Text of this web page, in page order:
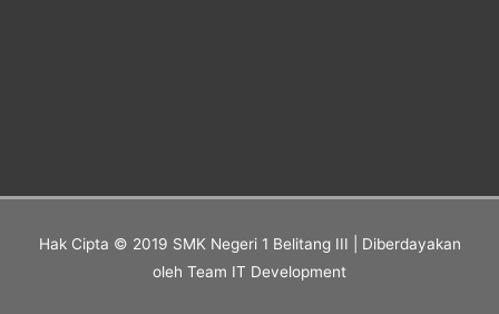
Hak Cipta © 2019 SMK Negeri 1 Belitang III | Diberdayakan
oleh Team IT Development